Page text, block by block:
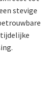
stevige